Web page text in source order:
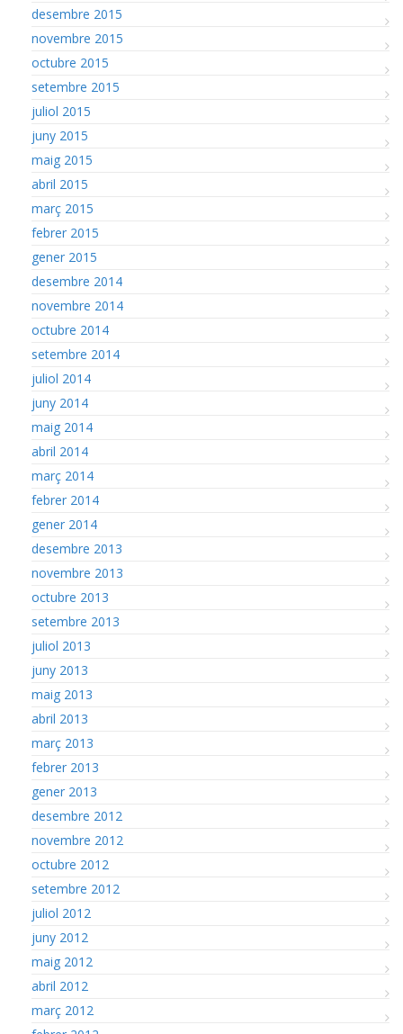
desembre 2015
novembre 2015
octubre 2015
setembre 2015
juliol 2015
juny 2015
maig 2015
abril 2015
març 2015
febrer 2015
gener 2015
desembre 2014
novembre 2014
octubre 2014
setembre 2014
juliol 2014
juny 2014
maig 2014
abril 2014
març 2014
febrer 2014
gener 2014
desembre 2013
novembre 2013
octubre 2013
setembre 2013
juliol 2013
juny 2013
maig 2013
abril 2013
març 2013
febrer 2013
gener 2013
desembre 2012
novembre 2012
octubre 2012
setembre 2012
juliol 2012
juny 2012
maig 2012
abril 2012
març 2012